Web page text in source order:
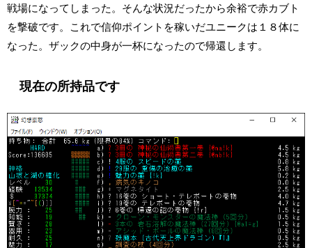
戦場になってしまった。そんな状況だったから余裕で赤カブト
を撃破です。これで信仰ポイントを稼いだユニークは１８体に
なった。ザックの中身が一杯になったので帰還します。
現在の所持品です